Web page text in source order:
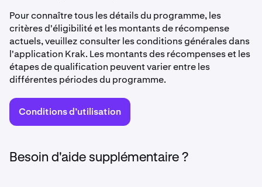
Pour connaître tous les détails du programme, les
critères d'éligibilité et les montants de récompense
actuels, veuillez consulter les conditions générales dans
l'application Krak. Les montants des récompenses et les
étapes de qualification peuvent varier entre les
différentes périodes du programme.
Conditions d’utilisation
Besoin d'aide supplémentaire ?